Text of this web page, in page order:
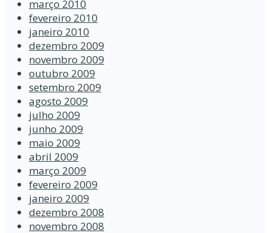
março 2010
fevereiro 2010
janeiro 2010
dezembro 2009
novembro 2009
outubro 2009
setembro 2009
agosto 2009
julho 2009
junho 2009
maio 2009
abril 2009
março 2009
fevereiro 2009
janeiro 2009
dezembro 2008
novembro 2008